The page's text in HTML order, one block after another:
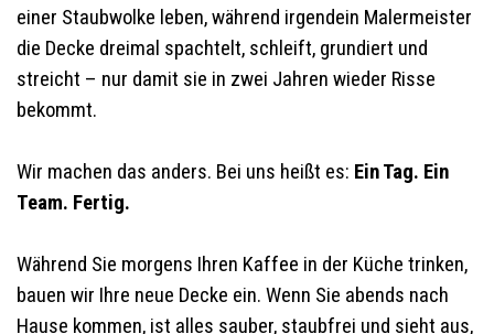
einer Staubwolke leben, während irgendein Malermeister
die Decke dreimal spachtelt, schleift, grundiert und
streicht – nur damit sie in zwei Jahren wieder Risse
bekommt.
Wir machen das anders. Bei uns heißt es: Ein Tag. Ein
Team. Fertig.
Während Sie morgens Ihren Kaffee in der Küche trinken,
bauen wir Ihre neue Decke ein. Wenn Sie abends nach
Hause kommen, ist alles sauber, staubfrei und sieht aus,